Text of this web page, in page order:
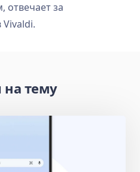
отвечает за
на тему